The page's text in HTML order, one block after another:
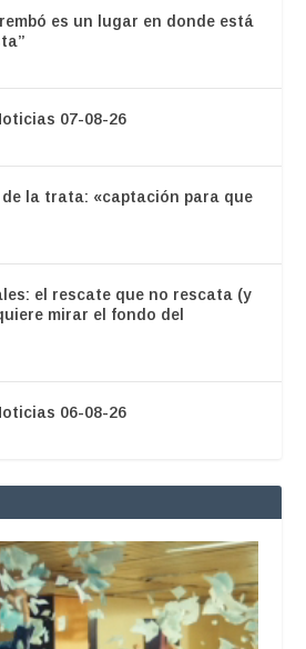
es un lugar en donde está
07-08-26
de la trata: «captación para que
el rescate que no rescata (y
mirar el fondo del
06-08-26